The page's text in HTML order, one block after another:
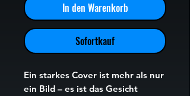
In den Warenkorb
Sofortkauf
Ein starkes Cover ist mehr als nur
ein Bild – es ist das Gesicht